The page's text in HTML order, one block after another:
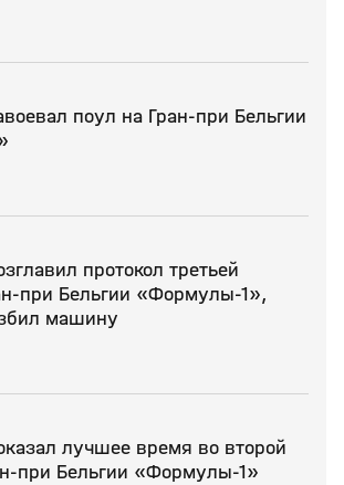
поул на Гран‑при Бельгии
протокол третьей
Бельгии «Формулы‑1»,
машину
лучшее время во второй
Бельгии «Формулы‑1»